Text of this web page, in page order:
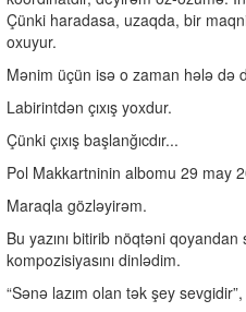
Çünki haradasa, uzaqda, bir
oxuyur.
Mənim üçün isə o zaman hələ də
Labirintdən çıxış yoxdur.
Çünki çıxış başlanğıcdır...
Pol Makkartninin albomu 29 may
Maraqla gözləyirəm.
Bu yazını bitirib nöqtəni
kompozisiyasını dinlədim.
“Sənə lazım olan tək şey